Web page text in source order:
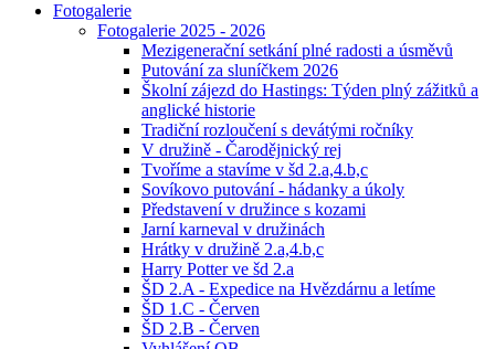
Fotogalerie
Fotogalerie 2025 - 2026
Mezigenerační setkání plné radosti a úsměvů
Putování za sluníčkem 2026
Školní zájezd do Hastings: Týden plný zážitků a
anglické historie
Tradiční rozloučení s devátými ročníky
V družině - Čarodějnický rej
Tvoříme a stavíme v šd 2.a,4.b,c
Sovíkovo putování - hádanky a úkoly
Představení v družince s kozami
Jarní karneval v družinách
Hrátky v družině 2.a,4.b,c
Harry Potter ve šd 2.a
ŠD 2.A - Expedice na Hvězdárnu a letíme
ŠD 1.C - Červen
ŠD 2.B - Červen